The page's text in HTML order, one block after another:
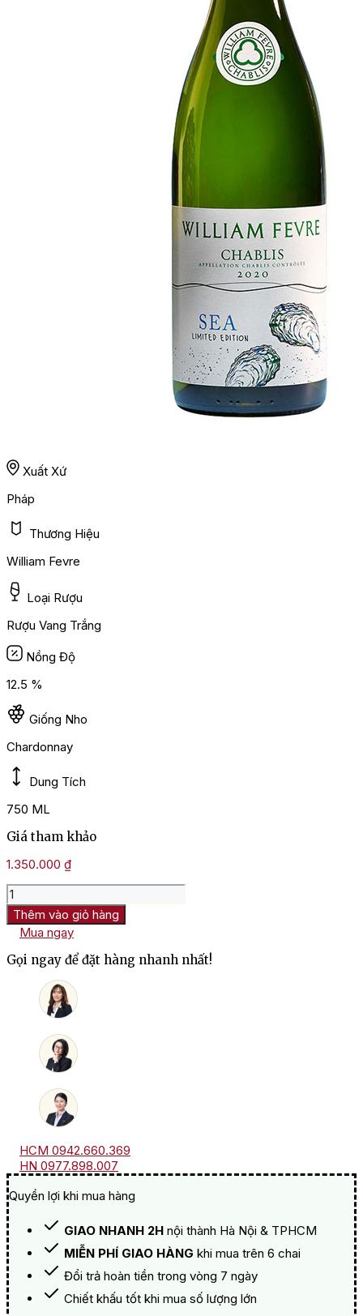
Xuất Xứ
Pháp
Thương Hiệu
William Fevre
Loại Rượu
Rượu Vang Trắng
Nồng Độ
12.5 %
Giống Nho
Chardonnay
Dung Tích
750 ML
Giá tham khảo
1.350.000 ₫
Rượu
Vang
Pháp
William
Fevre
Chablis
Edition)
Thêm vào giỏ hàng
Mua ngay
Gọi ngay để đặt hàng nhanh nhất!
HCM 0942.660.369
HN 0977.898.007
Quyền lợi khi mua hàng
GIAO NHANH 2H nội thành Hà Nội & TPHCM
MIỄN PHÍ GIAO HÀNG khi mua trên 6 chai
Đổi trả hoàn tiền trong vòng 7 ngày
Chiết khấu tốt khi mua số lượng lớn